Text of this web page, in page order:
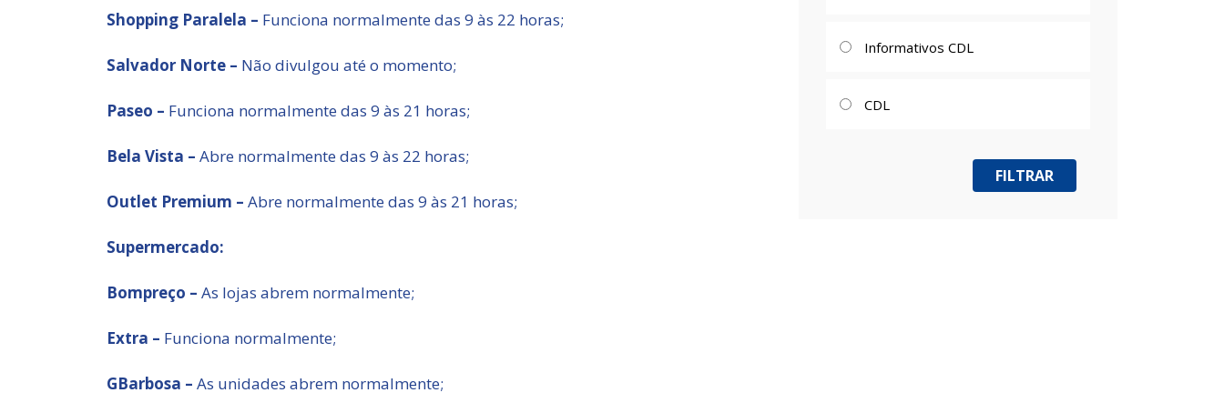
Shopping Paralela – Funciona normalmente das 9 às 22 horas;
Salvador Norte – Não divulgou até o momento;
Paseo – Funciona normalmente das 9 às 21 horas;
Bela Vista – Abre normalmente das 9 às 22 horas;
Outlet Premium – Abre normalmente das 9 às 21 horas;
Supermercado:
Bompreço – As lojas abrem normalmente;
Extra – Funciona normalmente;
GBarbosa – As unidades abrem normalmente;
Informativos CDL
CDL